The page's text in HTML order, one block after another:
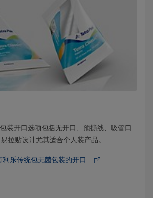
装开口选项包括无开口、预撕线、吸管口
易拉贴设计尤其适合个人装产品。
乐传统包无菌包装的开口